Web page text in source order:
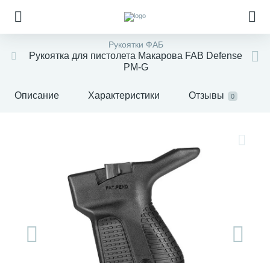
Рукоятки ФАБ
Рукоятка для пистолета Макарова FAB Defense
PM-G
Описание Характеристики Отзывы 0